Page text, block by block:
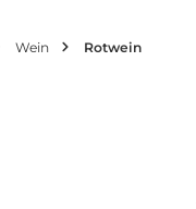
Wein Rotwein